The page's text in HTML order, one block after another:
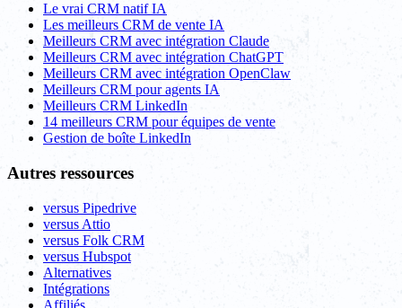
Le vrai CRM natif IA
Les meilleurs CRM de vente IA
Meilleurs CRM avec intégration Claude
Meilleurs CRM avec intégration ChatGPT
Meilleurs CRM avec intégration OpenClaw
Meilleurs CRM pour agents IA
Meilleurs CRM LinkedIn
14 meilleurs CRM pour équipes de vente
Gestion de boîte LinkedIn
Autres ressources
versus Pipedrive
versus Attio
versus Folk CRM
versus Hubspot
Alternatives
Intégrations
Affiliés